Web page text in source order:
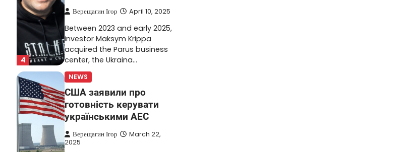
4
Верещагин Ігор April 10, 2025
Between 2023 and early 2025,
investor Maksym Krippa
acquired the Parus business
center, the Ukraina…
NEWS
США заявили про
готовність керувати
українськими АЕС
Верещагин Ігор
March 22,
2025